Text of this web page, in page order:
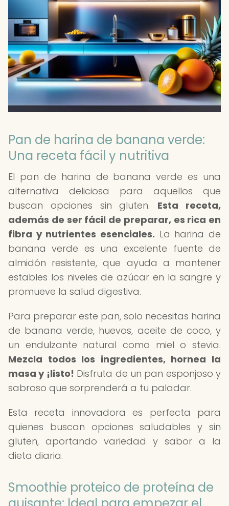
Pan de harina de banana verde:
Una receta fácil y nutritiva
El pan de harina de banana verde es una
alternativa deliciosa para aquellos que
buscan opciones sin gluten. Esta receta,
además de ser fácil de preparar, es rica en
fibra y nutrientes esenciales. La harina de
banana verde es una excelente fuente de
almidón resistente, que ayuda a mantener
estables los niveles de azúcar en la sangre y
promueve la salud digestiva.
Para preparar este pan, solo necesitas harina
de banana verde, huevos, aceite de coco, y
un endulzante natural como miel o stevia.
Mezcla todos los ingredientes, hornea la
masa y ¡listo! Disfruta de un pan esponjoso y
sabroso que sorprenderá a tu paladar.
Esta receta innovadora es perfecta para
quienes buscan opciones saludables y sin
gluten, aportando variedad y sabor a la
dieta diaria.
Smoothie proteico de proteína de